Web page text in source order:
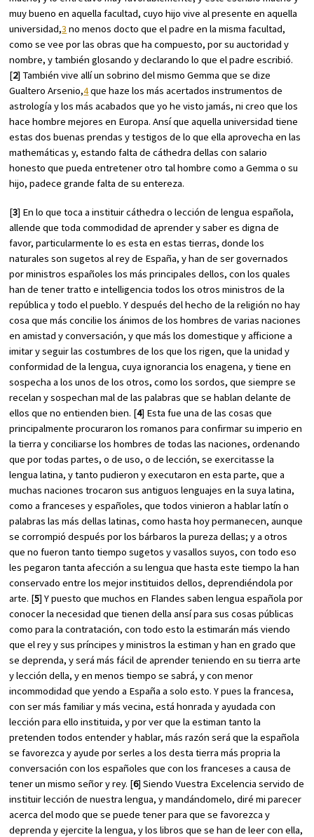
muy bueno en aquella facultad, cuyo hijo vive al presente en aquella
universidad,3 no menos docto que el padre en la misma facultad,
como se vee por las obras que ha compuesto, por su auctoridad y
nombre, y también glosando y declarando lo que el padre escribió.
[2] También vive allí un sobrino del mismo Gemma que se dize
Gualtero Arsenio,4que haze los más acertados instrumentos de
astrología y los más acabados que yo he visto jamás, ni creo que los
hace hombre mejores en Europa. Ansí que aquella universidad tiene
estas dos buenas prendas y testigos de lo que ella aprovecha en las
mathemáticas y, estando falta de cáthedra dellas con salario
honesto que pueda entretener otro tal hombre como a Gemma o su
hijo, padece grande falta de su entereza.
[3] En lo que toca a instituir cáthedra o lección de lengua española,
allende que toda commodidad de aprender y saber es digna de
favor, particularmente lo es esta en estas tierras, donde los
naturales son sugetos al rey de España, y han de ser governados
por ministros españoles los más principales dellos, con los quales
han de tener tratto e intelligencia todos los otros ministros de la
república y todo el pueblo. Y después del hecho de la religión no hay
cosa que más concilie los ánimos de los hombres de varias naciones
en amistad y conversación, y que más los domestique y afficione a
imitar y seguir las costumbres de los que los rigen, que la unidad y
conformidad de la lengua, cuya ignorancia los enagena, y tiene en
sospecha a los unos de los otros, como los sordos, que siempre se
recelan y sospechan mal de las palabras que se hablan delante de
ellos que no entienden bien. [4] Esta fue una de las cosas que
principalmente procuraron los romanos para confirmar su imperio en
la tierra y conciliarse los hombres de todas las naciones, ordenando
que por todas partes, o de uso, o de lección, se exercitasse la
lengua latina, y tanto pudieron y executaron en esta parte, que a
muchas naciones trocaron sus antiguos lenguajes en la suya latina,
como a franceses y españoles, que todos vinieron a hablar latín o
palabras las más dellas latinas, como hasta hoy permanecen, aunque
se corrompió después por los bárbaros la pureza dellas; y a otros
que no fueron tanto tiempo sugetos y vasallos suyos, con todo eso
les pegaron tanta afección a su lengua que hasta este tiempo la han
conservado entre los mejor instituidos dellos, deprendiéndola por
arte. [5] Y puesto que muchos en Flandes saben lengua española por
conocer la necesidad que tienen della ansí para sus cosas públicas
como para la contratación, con todo esto la estimarán más viendo
que el rey y sus príncipes y ministros la estiman y han en grado que
se deprenda, y será más fácil de aprender teniendo en su tierra arte
y lección della, y en menos tiempo se sabrá, y con menor
incommodidad que yendo a España a solo esto. Y pues la francesa,
con ser más familiar y más vecina, está honrada y ayudada con
lección para ello instituida, y por ver que la estiman tanto la
pretenden todos entender y hablar, más razón será que la española
se favorezca y ayude por serles a los desta tierra más propria la
conversación con los españoles que con los franceses a causa de
tener un mismo señor y rey. [6] Siendo Vuestra Excelencia servido de
instituir lección de nuestra lengua, y mandándomelo, diré mi parecer
acerca del modo que se puede tener para que se favorezca y
deprenda y ejercite la lengua, y los libros que se han de leer con ella,